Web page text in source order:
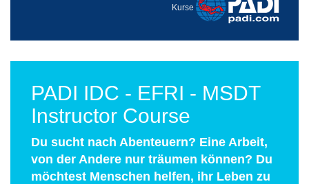
Kurse
PADI IDC - EFRI - MSDT
Instructor Course
Du sucht nach Abenteuern? Eine Arbeit,
von der Andere nur träumen können? Du
möchtest Menschen helfen, ihr Leben zu